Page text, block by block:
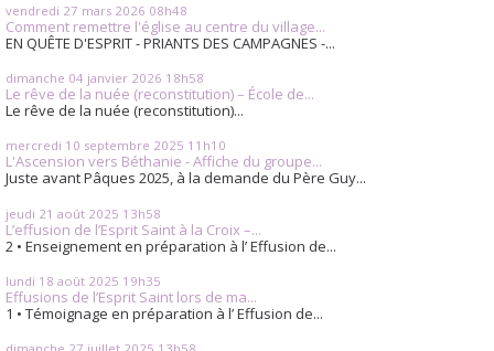
vendredi 27 mars 2026 08h48
Comment remettre l'église au centre du village...
EN QUÊTE D'ESPRIT - PRIANTS DES CAMPAGNES -...
dimanche 04 janvier 2026 18h58
Le rêve de la nuée (reconstitution) – École de...
Le rêve de la nuée (reconstitution)...
mercredi 10 septembre 2025 11h10
L'Ascension vers Béthanie - Affiche du groupe...
Juste avant Pâques 2025, à la demande du Père Guy...
jeudi 21 août 2025 13h58
L’effusion de l’Esprit Saint à la Croix –...
2 • Enseignement en préparation à l’ Effusion de...
lundi 18 août 2025 19h35
Effusions de l’Esprit Saint lors de ma...
1 • Témoignage en préparation à l’ Effusion de...